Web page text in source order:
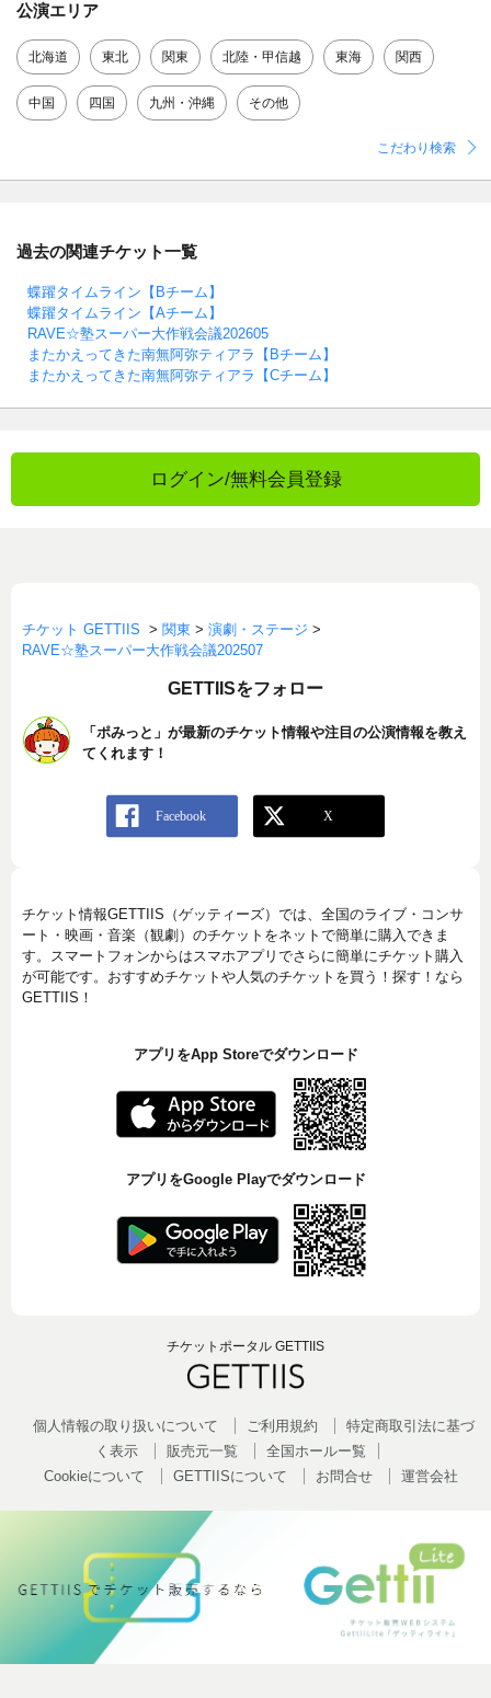
公演エリア
北海道 東北 関東 北陸・甲信越 東海 関西
中国 四国 九州・沖縄 その他
こだわり検索
過去の関連チケット一覧
蝶躍タイムライン【Bチーム】
蝶躍タイムライン【Aチーム】
RAVE☆塾スーパー大作戦会議202605
またかえってきた南無阿弥ティアラ【Bチーム】
またかえってきた南無阿弥ティアラ【Cチーム】
ログイン/無料会員登録
チケット GETTIIS > 関東 > 演劇・ステージ >
RAVE☆塾スーパー大作戦会議202507
GETTIISをフォロー
「ポみっと」が最新のチケット情報や注目の公演情報を教え
てくれます！
チケット情報GETTIIS（ゲッティーズ）では、全国のライブ・コンサ
ート・映画・音楽（観劇）のチケットをネットで簡単に購入できま
す。スマートフォンからはスマホアプリでさらに簡単にチケット購入
が可能です。おすすめチケットや人気のチケットを買う！探す！なら
GETTIIS！
アプリをApp Storeでダウンロード
アプリをGoogle Playでダウンロード
チケットポータル GETTIIS
個人情報の取り扱いについて ご利用規約
特定商取引法に基づ
く表示
販売元一覧
全国ホールー覧
Cookieについて
GETTIISについて お問合せ 運営会社